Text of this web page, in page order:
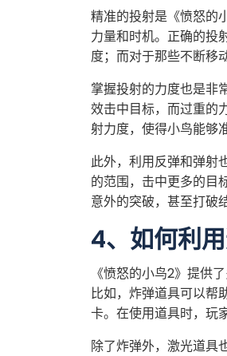
精准的投射是《愤怒的
力量和时机。正确的投
度；而对于那些不断移
掌握投射的力度也是非
效击中目标，而过重的
射力度，使得小鸟能够
此外，利用反弹和弹射
的范围，击中更多的目
意外的突破，甚至打破
4、如何利
《愤怒的小鸟2》提供
比如，炸弹道具可以帮
卡。在使用道具时，玩
除了炸弹外，激光道具